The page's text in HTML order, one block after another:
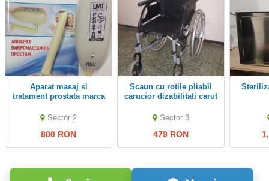
Aparat masaj si
tratament prostata marca
vibromasaj si incalzire
Sector 2
800 RON
Scaun cu rotile pliabil
carucior dizabilitati carut
asezat talpi picioare
Sector 3
479 RON